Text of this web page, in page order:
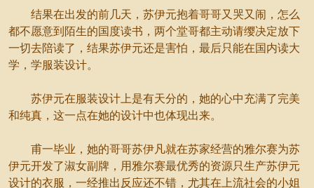
结果在出发的前几天，苏伊元抱着哥哥又哭又闹，怎么
都不愿意到陌生的国度读书，两个堂哥都主动请缨决定放下
一切去陪读了，结果苏伊元还是害怕，最后只能在国内读大
学，学服装设计。
苏伊元在服装设计上是有天分的，她的心中充满了完美
和纯真，这一点在她的设计中也体现出来。
甫一毕业，她的哥哥苏伊凡就在苏家经营的雅尔赛为苏
伊元开发了淑女副牌，用雅尔赛最优秀的资源只生产苏伊元
设计的衣服，一经推出反应还不错，尤其在上流社会的小姐